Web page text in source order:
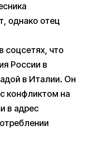
однако отец
соцсетях, что
России в
в Италии. Он
конфликтом на
в адрес